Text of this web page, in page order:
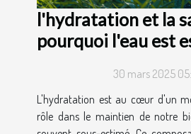
l'hydratation et la
pourquoi l'eau est
30 mars 2025
L'hydratation est au cœur d'un
rôle dans le maintien de notre